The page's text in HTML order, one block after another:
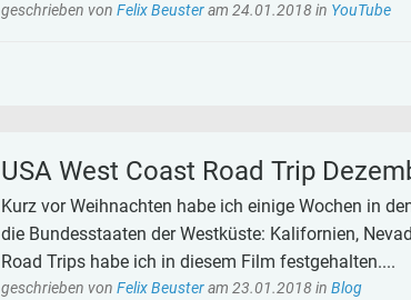
geschrieben vonFelix Beusteram24.01.2018in YouTube
USA West Coast Road Trip
Kurz vor Weihnachten habe ich einige Wochen in
die Bundesstaaten der Westküste: Kalifornien,
Road Trips habe ich in diesem Film festgehalten....
geschrieben vonFelix Beusteram23.01.2018inBlog